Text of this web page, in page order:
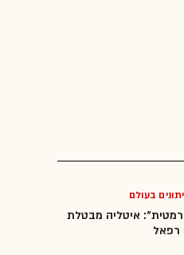
בעולם
איטליה מבטלת
רפאל